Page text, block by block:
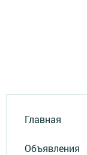
Главная
Объявления